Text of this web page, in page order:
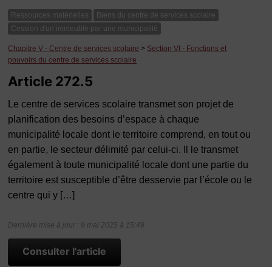
Ressources matérielles
Biens du centre de services scolaire
Cession d'un immeuble par une municipalité
Chapitre V - Centre de services scolaire > Section VI - Fonctions et
pouvoirs du centre de services scolaire
Article 272.5
Le centre de services scolaire transmet son projet de
planification des besoins d’espace à chaque
municipalité locale dont le territoire comprend, en tout ou
en partie, le secteur délimité par celui-ci. Il le transmet
également à toute municipalité locale dont une partie du
territoire est susceptible d’être desservie par l’école ou le
centre qui y […]
Dernière mise à jour : 9 mai 2025 à 15:49
Consulter l'article